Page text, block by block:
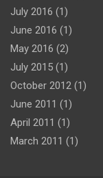
July 2016 (1)
June 2016 (1)
May 2016 (2)
July 2015 (1)
October 2012 (1)
June 2011 (1)
April 2011 (1)
March 2011 (1)